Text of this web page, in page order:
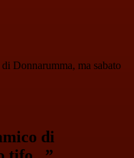
Donnarumma, ma sabato
di